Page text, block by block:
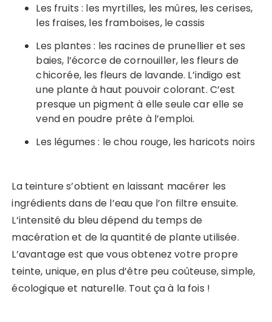
Les fruits : les myrtilles, les mûres, les cerises,
les fraises, les framboises, le cassis
Les plantes : les racines de prunellier et ses
baies, l’écorce de cornouiller, les fleurs de
chicorée, les fleurs de lavande. L’indigo est
une plante à haut pouvoir colorant. C’est
presque un pigment à elle seule car elle se
vend en poudre prête à l’emploi.
Les légumes : le chou rouge, les haricots noirs
La teinture s’obtient en laissant macérer les
ingrédients dans de l’eau que l’on filtre ensuite.
L’intensité du bleu dépend du temps de
macération et de la quantité de plante utilisée.
L’avantage est que vous obtenez votre propre
teinte, unique, en plus d’être peu coûteuse, simple,
écologique et naturelle. Tout ça à la fois !